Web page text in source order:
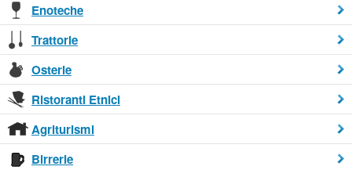
Enoteche
Trattorie
Osterie
Ristoranti Etnici
Agriturismi
Birrerie